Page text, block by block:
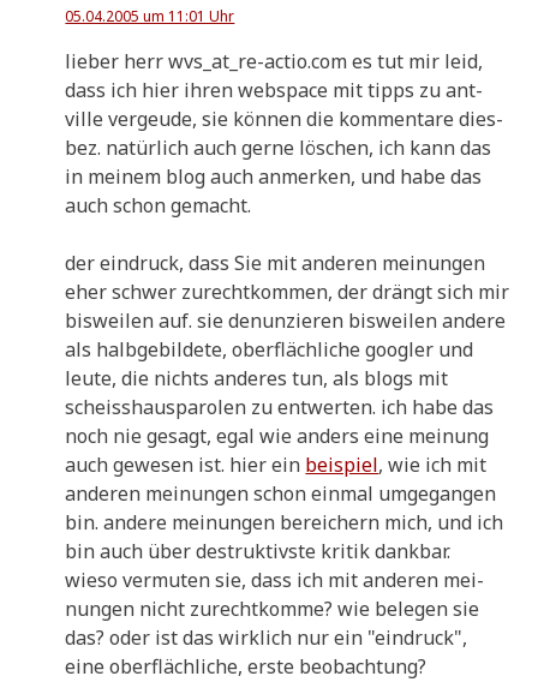
05.04.2005 um 11:01 Uhr
lie­ber herr wvs_at_re-actio.com es tut mir leid,
dass ich hier ihren web­space mit tipps zu ant­
ville ver­geu­de, sie kön­nen die kom­men­ta­re dies­
bez. natür­lich auch ger­ne löschen, ich kann das
in mei­nem blog auch anmer­ken, und habe das
auch schon gemacht.
der ein­druck, dass Sie mit ande­ren mei­nun­gen
eher schwer zurecht­kom­men, der drängt sich mir
bis­wei­len auf. sie denun­zie­ren bis­wei­len ande­re
als halb­ge­bil­de­te, ober­fläch­li­che goog­ler und
leu­te, die nichts ande­res tun, als blogs mit
scheiss­haus­pa­ro­len zu ent­wer­ten. ich habe das
noch nie gesagt, egal wie anders eine mei­nung
auch gewe­sen ist. hier ein bei­spiel, wie ich mit
ande­ren mei­nun­gen schon ein­mal umge­gan­gen
bin. ande­re mei­nun­gen berei­chern mich, und ich
bin auch über destruk­tiv­ste kri­tik dankbar.
wie­so ver­mu­ten sie, dass ich mit ande­ren mei­
nun­gen nicht zurecht­kom­me? wie bele­gen sie
das? oder ist das wirk­lich nur ein "ein­druck",
eine ober­fläch­li­che, erste beobachtung?